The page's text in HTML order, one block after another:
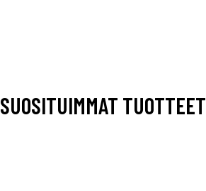
SUOSITUIMMAT TUOTTEET